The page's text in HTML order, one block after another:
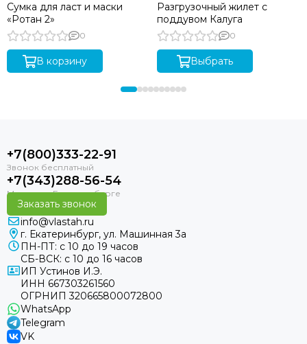
Сумка для ласт и маски
«Ротан 2»
0
В корзину
Разгрузочный жилет с
поддувом Калуга
0
Выбрать
+7(800)333-22-91
+7(343)288-56-54
Заказать звонок
info@vlastah.ru
г. Екатеринбург, ул. Машинная 3а
ПН-ПТ: с 10 до 19 часов
СБ-ВСК: с 10 до 16 часов
ИП Устинов И.Э.
ИНН 667303261560
ОГРНИП 320665800072800
WhatsApp
Telegram
VK